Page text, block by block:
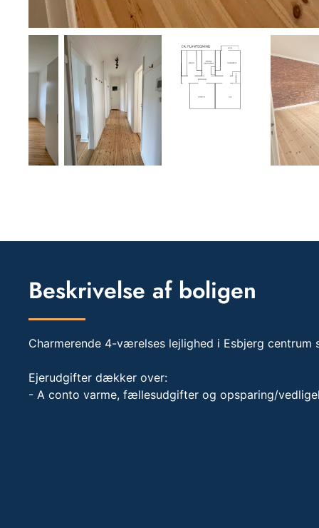
Beskrivelse af boligen
Charmerende 4-værelses lejlighed i Esbjerg centrum
Ejerudgifter dækker over:
- A conto varme, fællesudgifter og opsparing/